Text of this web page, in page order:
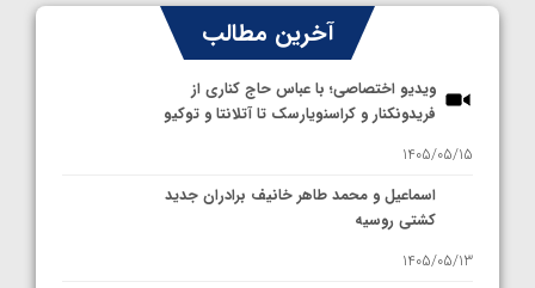
آخرین مطالب
ویدیو اختصاصی؛ با عباس حاج کناری از
فریدونکنار و کراسنویارسک تا آتلانتا و توکیو
1405/05/15
اسماعیل و محمد طاهر خانیف برادران جدید
کشتی روسیه
1405/05/13